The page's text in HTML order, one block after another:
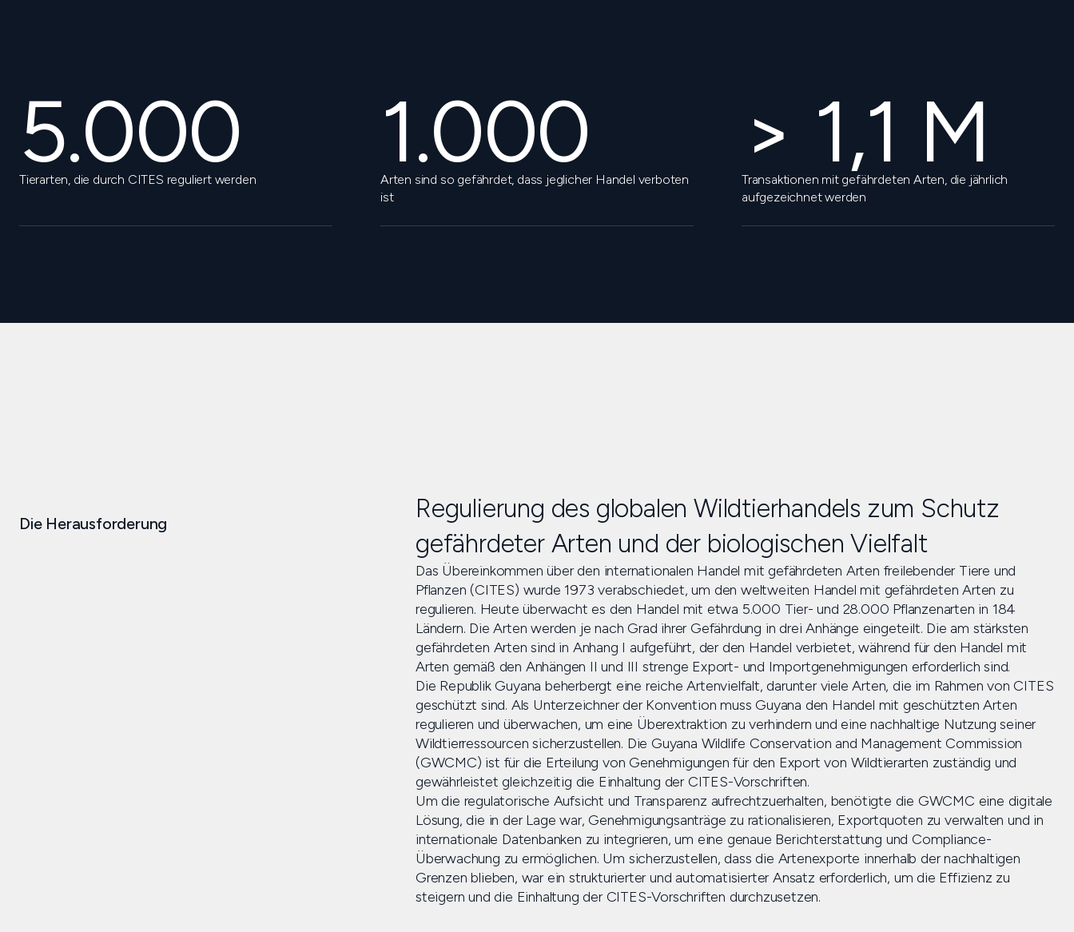
5.000
Tierarten, die durch CITES reguliert werden 1.000
Arten sind so gefährdet, dass jeglicher Handel verboten
ist
> 1,1 M
Transaktionen mit gefährdeten Arten, die jährlich
aufgezeichnet werden
Die Herausforderung
Regulierung des globalen Wildtierhandels zum Schutz
gefährdeter Arten und der biologischen Vielfalt
Das Übereinkommen über den internationalen Handel mit gefährdeten Arten freilebender Tiere und
Pflanzen (CITES) wurde 1973 verabschiedet, um den weltweiten Handel mit gefährdeten Arten zu
regulieren. Heute überwacht es den Handel mit etwa 5.000 Tier- und 28.000 Pflanzenarten in 184
Ländern. Die Arten werden je nach Grad ihrer Gefährdung in drei Anhänge eingeteilt. Die am stärksten
gefährdeten Arten sind in Anhang I aufgeführt, der den Handel verbietet, während für den Handel mit
Arten gemäß den Anhängen II und III strenge Export- und Importgenehmigungen erforderlich sind.
Die Republik Guyana beherbergt eine reiche Artenvielfalt, darunter viele Arten, die im Rahmen von CITES
geschützt sind. Als Unterzeichner der Konvention muss Guyana den Handel mit geschützten Arten
regulieren und überwachen, um eine Überextraktion zu verhindern und eine nachhaltige Nutzung seiner
Wildtierressourcen sicherzustellen. Die Guyana Wildlife Conservation and Management Commission
(GWCMC) ist für die Erteilung von Genehmigungen für den Export von Wildtierarten zuständig und
gewährleistet gleichzeitig die Einhaltung der CITES-Vorschriften.
Um die regulatorische Aufsicht und Transparenz aufrechtzuerhalten, benötigte die GWCMC eine digitale
Lösung, die in der Lage war, Genehmigungsanträge zu rationalisieren, Exportquoten zu verwalten und in
internationale Datenbanken zu integrieren, um eine genaue Berichterstattung und Compliance-
Überwachung zu ermöglichen. Um sicherzustellen, dass die Artenexporte innerhalb der nachhaltigen
Grenzen blieben, war ein strukturierter und automatisierter Ansatz erforderlich, um die Effizienz zu
steigern und die Einhaltung der CITES-Vorschriften durchzusetzen.